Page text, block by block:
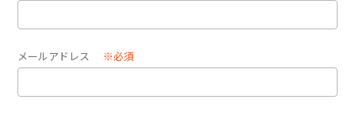
メールアドレス ※必須